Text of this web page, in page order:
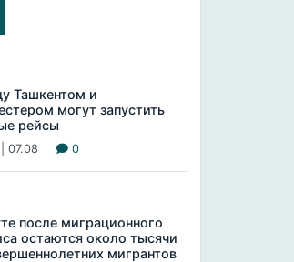
Ташкентом и
могут запустить
рейсы
07.08 0
после миграционного
остаются около тысячи
мигрантов